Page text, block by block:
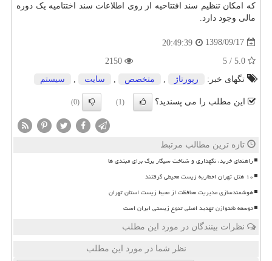
که امکان تنظیم سند افتتاحیه از روی اطلاعات سند اختتامیه یک دوره
مالی وجود دارد.
1398/09/17
20:49:39
تگهای خبر:
رپورتاژ متخصص سایت سیستم
این مطلب را می پسندید؟ (1)
(0)
تازه ترین مطالب مرتبط
راهنمای خرید، نگهداری و شناخت سیگار برگ برای مبتدی ها
۱۰ هتل تهران اخطاریه زیست محیطی گرفتند
هوشمندسازی مدیریت محافظت از محیط زیست استان تهران
توسعه نامتوازن تهدید اصلی تنوع زیستی ایران است
نظرات بینندگان در مورد این مطلب
نظر شما در مورد این مطلب